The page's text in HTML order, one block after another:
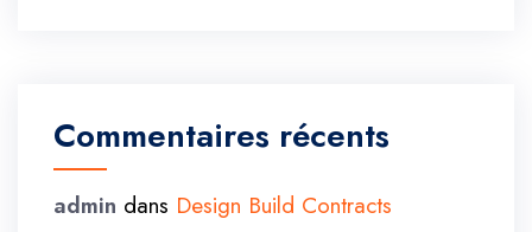
Commentaires récents
admin dans Design Build Contracts